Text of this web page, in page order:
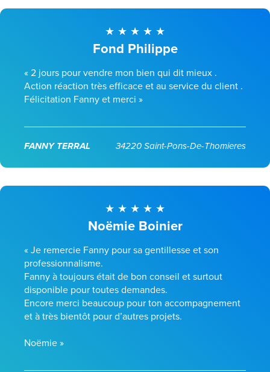
Fond Philippe
« 2 jours pour vendre mon bien qui dit mieux .
Action réaction très efficace et au service du client .
Félicitation Fanny et merci »
FANNY TERRAL 34220 Saint-Pons-De-Thomieres
Noëmie Boinier
« Je remercie Fanny pour sa gentillesse et son
professionnalisme.
Fanny à toujours était de bon conseil et surtout
disponible pour toutes demandes.
Encore merci beaucoup pour ton accompagnement
et à très bientôt pour d’autres projets.
Noëmie »